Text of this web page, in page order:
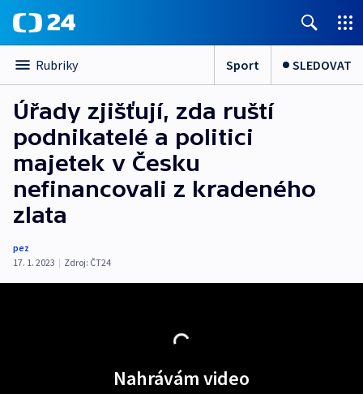
Rubriky Sport SLEDOVAT
Úřady zjišťují, zda ruští
podnikatelé a politici
majetek v Česku
nefinancovali z kradeného
zlata
pez
17. 1. 2023 | Zdroj: ČT24
Nahrávám video